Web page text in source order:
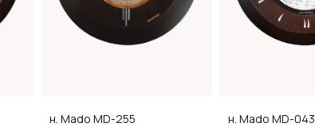
н. Mado MD-255 н. Mado MD-043